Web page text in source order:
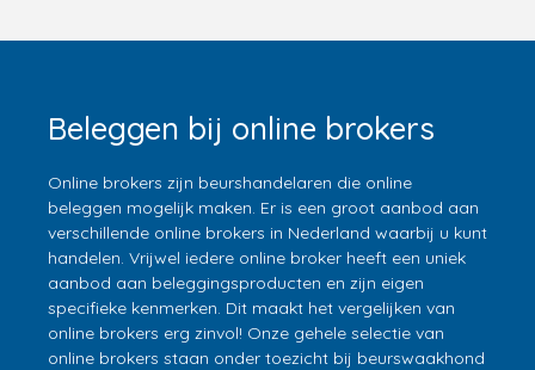
Beleggen bij online brokers
Online brokers zijn beurshandelaren die online
beleggen mogelijk maken. Er is een groot aanbod aan
verschillende online brokers in Nederland waarbij u kunt
handelen. Vrijwel iedere online broker heeft een uniek
aanbod aan beleggingsproducten en zijn eigen
specifieke kenmerken. Dit maakt het vergelijken van
online brokers erg zinvol! Onze gehele selectie van
online brokers staan onder toezicht bij beurswaakhond